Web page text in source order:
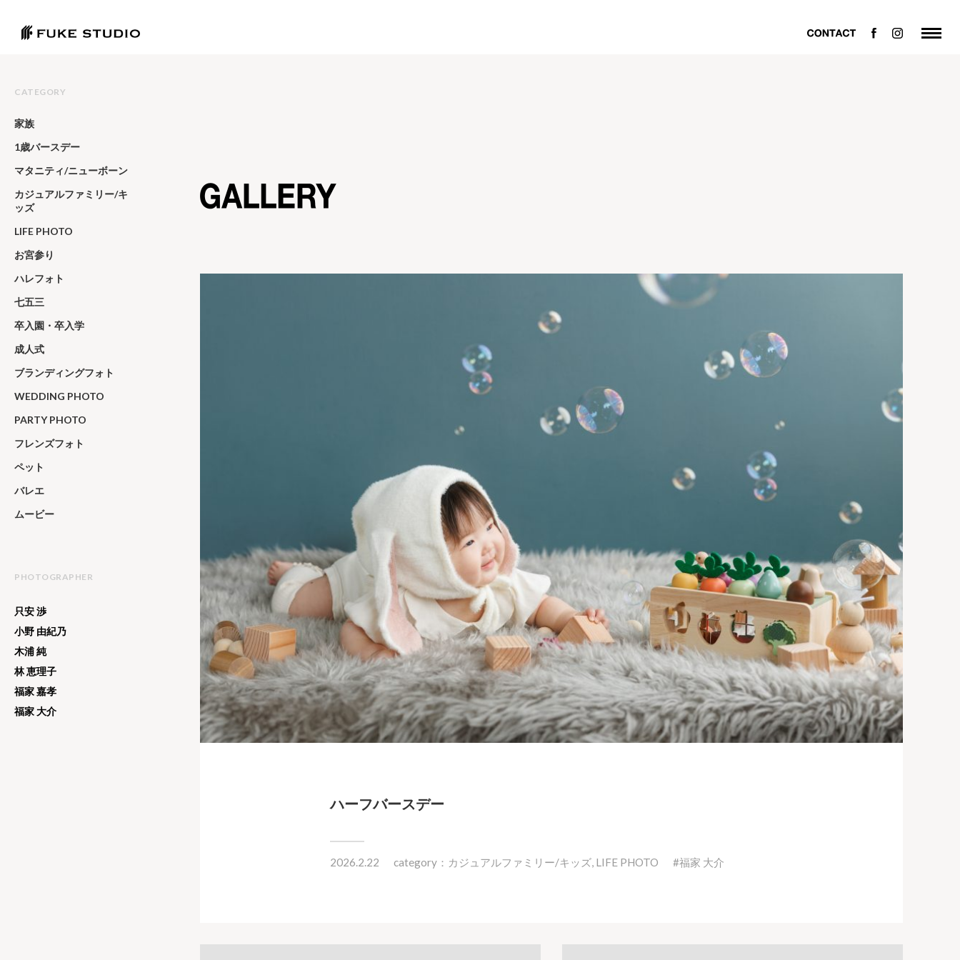
ハーフバースデー
2026.2.22 category： カジュアルファミリー/キッズ, LIFE PHOTO 福家 大介
CATEGORY
家族
1歳バースデー
マタニティ/ニューボーン
カジュアルファミリー/キ
ッズ
LIFE PHOTO
お宮参り
ハレフォト
七五三
卒入園・卒入学
成人式
ブランディングフォト
WEDDING PHOTO
PARTY PHOTO
フレンズフォト
ペット
バレエ
ムービー
PHOTOGRAPHER
只安 渉
小野 由紀乃
木浦 純
林 恵理子
福家 嘉孝
福家 大介